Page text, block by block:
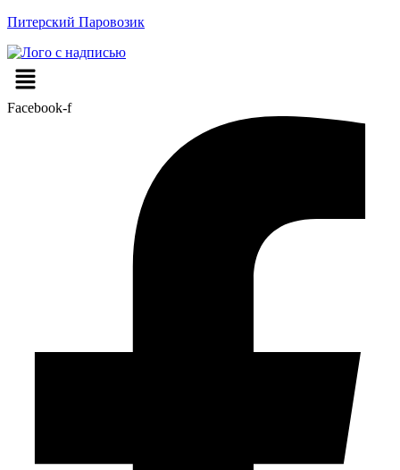
Питерский Паровозик
Меню
Facebook-f